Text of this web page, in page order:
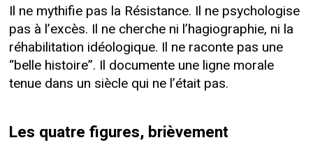
Il ne mythifie pas la Résistance. Il ne psychologise
pas à l’excès. Il ne cherche ni l’hagiographie, ni la
réhabilitation idéologique. Il ne raconte pas une
“belle histoire”. Il documente une ligne morale
tenue dans un siècle qui ne l’était pas.
Les quatre figures, brièvement